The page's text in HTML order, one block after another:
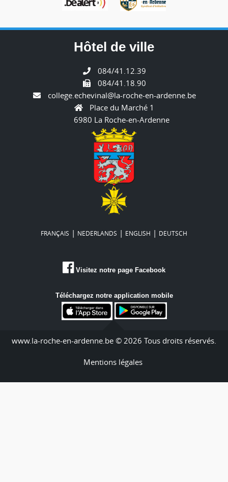
Hôtel de ville
084/41.12.39
084/41.18.90
college.echevinal@la-roche-en-ardenne.be
Place du Marché 1
6980 La Roche-en-Ardenne
FRANÇAIS | NEDERLANDS | ENGLISH | DEUTSCH
Visitez notre page Facebook
Téléchargez notre application mobile
www.la-roche-en-ardenne.be © 2026 Tous droits réservés.
Mentions légales